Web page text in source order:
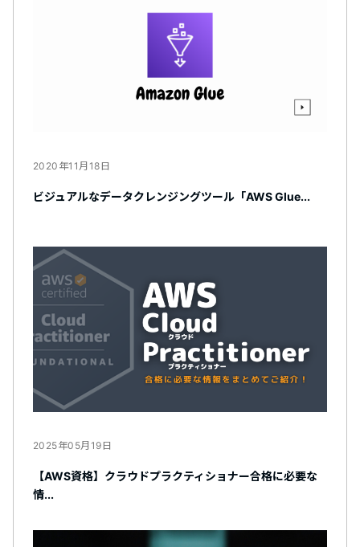
2020年11月18日
ビジュアルなデータクレンジングツール「AWS Glue...
2025年05月19日
【AWS資格】クラウドプラクティショナー合格に必要な
情...